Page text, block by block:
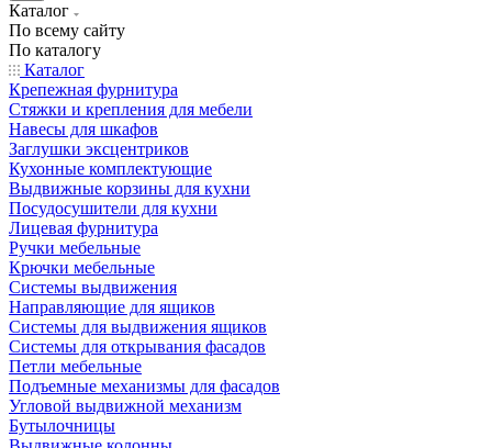
Каталог
По всему сайту
По каталогу
Каталог
Крепежная фурнитура
Стяжки и крепления для мебели
Навесы для шкафов
Заглушки эксцентриков
Кухонные комплектующие
Выдвижные корзины для кухни
Посудосушители для кухни
Лицевая фурнитура
Ручки мебельные
Крючки мебельные
Системы выдвижения
Направляющие для ящиков
Системы для выдвижения ящиков
Системы для открывания фасадов
Петли мебельные
Подъемные механизмы для фасадов
Угловой выдвижной механизм
Бутылочницы